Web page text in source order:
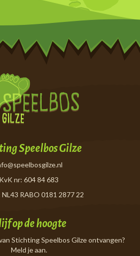
Speelbos Gilze
KvK nr: 604 84 683
NL43 RABO 0181 2877 22
op de hoogte
Stichting Speelbos Gilze ontvangen?
Meld je aan.